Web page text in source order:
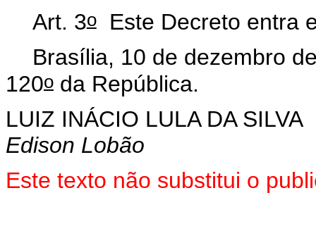
Art. 3oEste Decreto entra
Brasília, 10 de dezembro
120o da República.
LUIZ INÁCIO LULA DA SILVA
Edison Lobão
Este texto não substitui o